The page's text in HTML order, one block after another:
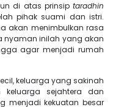
di atas prinsip taradhin
pihak suami dan istri.
akan menimbulkan rasa
nyaman inilah yang akan
agar menjadi rumah
keluarga yang sakinah
sejahtera dan
menjadi kekuatan besar